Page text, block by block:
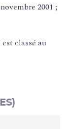
2001 ;
classé au